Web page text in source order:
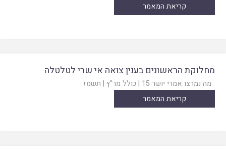
קריאת המאמר
מחלוקת הראשונים בענין צואה אי שרי לטלטלה
מה נמרצו אמרי יושר 15 | כולל מר"ץ | תשמז
קריאת המאמר